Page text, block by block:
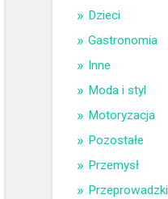
Dzieci
Gastronomia
Inne
Moda i styl
Motoryzacja
Pozostałe
Przemysł
Przeprowadzki